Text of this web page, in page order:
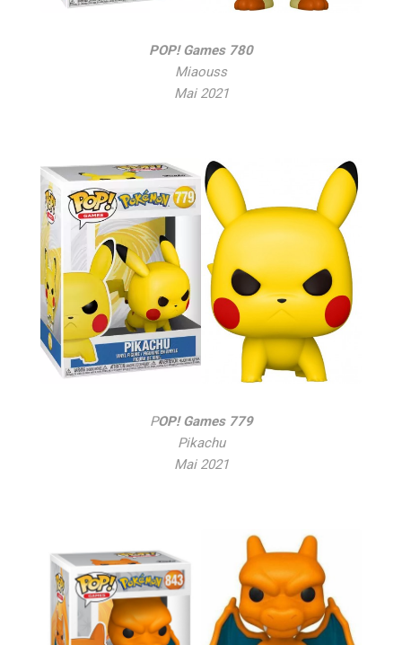
POP! Games 780
Miaouss
Mai 2021
POP! Games 779
Pikachu
Mai 2021